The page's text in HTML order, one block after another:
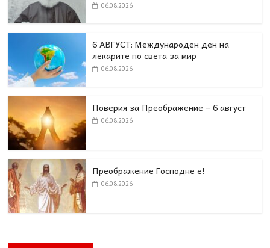
06.08.2026
6 АВГУСТ: Международен ден на
лекарите по света за мир
06.08.2026
Поверия за Преображение – 6 август
06.08.2026
Преображение Господне е!
06.08.2026